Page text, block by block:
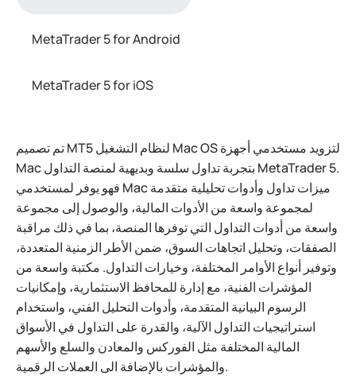
MetaTrader 5 for Android
MetaTrader 5 for iOS
تم تصميم MT5 لنظام التشغيل Mac OS لتزويد مستخدمي أجهزة
Mac بتجربة تداول سلسة وبديهية لمنصة التداول MetaTrader 5.
فهو يوفر لمستخدمي Mac ميزات تداول وأدوات تحليلية متقدمة
لمجموعة واسعة من الأدوات المالية، والوصول إلى مجموعة
واسعة من أدوات التداول التي توفرها المنصة، بما في ذلك مراقبة
الصفقات، وتحليل اتجاهات السوق، ضمن الأطر الزمنية المتعددة،
وتوفير أنواع الأوامر المختلفة، وخيارات التداول. مكتبة واسعة من
المؤشرات الفنية، مع إدارة للمحافظ الاستثمارية، وإمكانيات
الرسوم البيانية المتقدمة، وأدوات التحليل الفني، واستخدام
استراتيجيات التداول الآلية، والقدرة على التداول في الأسواق
المالية المختلفة مثل الفوركس والمعادن والسلع والأسهم
والمؤشرات بالإضافة الى العملات الرقمية.